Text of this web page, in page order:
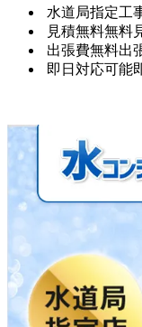
水道局指定工
見積無料無料
出張費無料出
即日対応可能